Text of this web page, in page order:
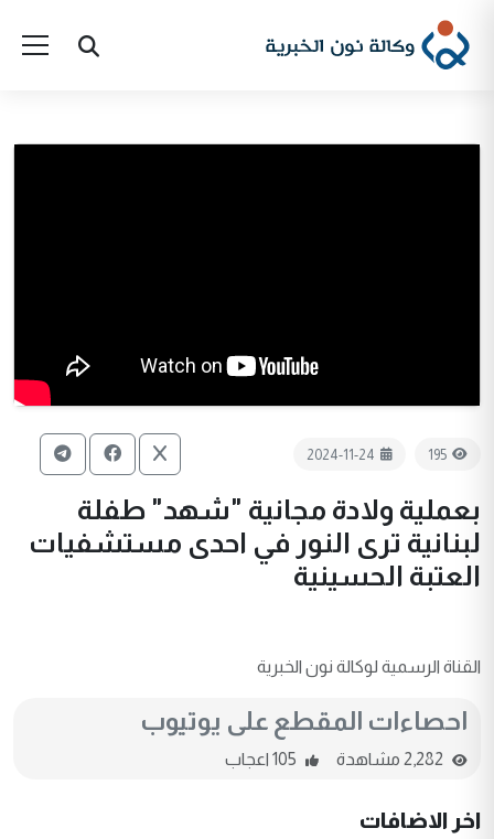
195
2024-11-24
بعملية ولادة مجانية "شهد" طفلة
لبنانية ترى النور في احدى مستشفيات
العتبة الحسينية
القناة الرسمية لوكالة نون الخبرية
احصاءات المقطع على يوتيوب
اخر الاضافات